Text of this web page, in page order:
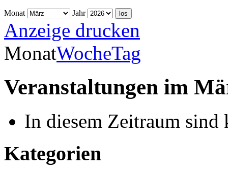
Monat Jahr
Anzeige drucken
MonatWocheTag
Veranstaltungen im
In diesem Zeitraum sind
Kategorien